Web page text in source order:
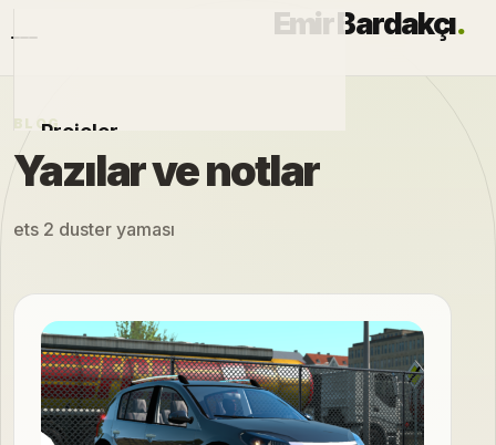
Emir Bardakçı.
Projeler
Otomobiller
Modlar
Hakkımda
Blog
BLOG
Yazılar ve notlar
ets 2 duster yaması